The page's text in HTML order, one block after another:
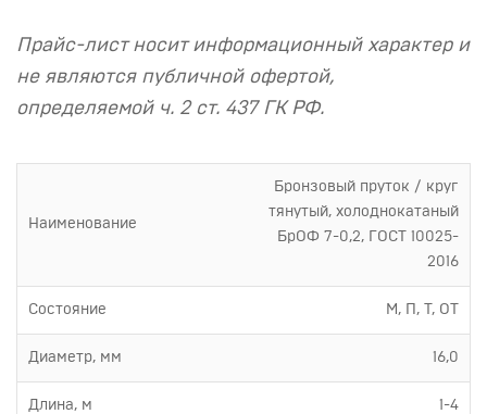
Прайс-лист носит информационный характер и
не являются публичной офертой,
определяемой ч. 2 ст. 437 ГК РФ.
Наименование
Бронзовый пруток / круг
тянутый, холоднокатаный
БрОФ 7-0,2, ГОСТ 10025-
2016
Состояние М, П, Т, ОТ
Диаметр, мм 16,0
Длина, м 1-4